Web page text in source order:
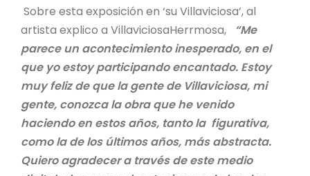
Sobre esta exposición en ‘su Villaviciosa’, al
artista explico a VillaviciosaHerrmosa, “Me
parece un acontecimiento inesperado, en el
que yo estoy participando encantado. Estoy
muy feliz de que la gente de Villaviciosa, mi
gente, conozca la obra que he venido
haciendo en estos años, tanto la figurativa,
como la de los últimos años, más abstracta.
Quiero agradecer a través de este medio